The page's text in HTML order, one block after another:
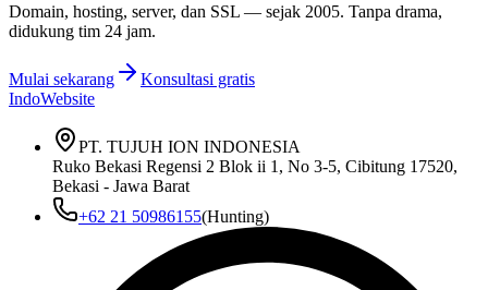
Domain, hosting, server, dan SSL — sejak 2005. Tanpa drama,
didukung tim 24 jam.
Mulai sekarang
Konsultasi gratis
IndoWebsite
PT. TUJUH ION INDONESIA
Ruko Bekasi Regensi 2 Blok ii 1, No 3-5, Cibitung 17520,
Bekasi - Jawa Barat
+62 21 50986155(Hunting)